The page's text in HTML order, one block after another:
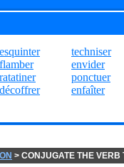
esquinter
flamber
ratatiner
décoffrer
techniser
envider
ponctuer
enfaîter
> CONJUGATE THE VERB